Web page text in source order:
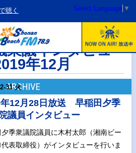
聴く Select Language ▼
衆議インタビュ
年12月
ARCHIVE
31 火
12月28日放送 早稲田夕季
議員インタビュー
季衆議院議員に木村太郎（湘南ビー
表取締役）がインタビューを行いま